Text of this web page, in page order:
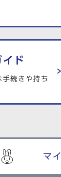
ド
続きや持ち
マ